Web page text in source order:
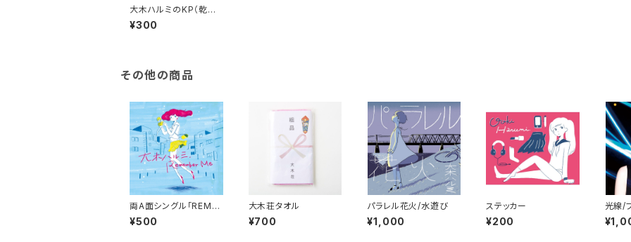
大木ハルミのKP（乾杯）
缶バッジ
¥300
その他の商品
両A面シングル「REME
MBER ME」 Warp/ノ
ットリノットラレ
¥500
大木荘タオル
¥700
パラレル花火/水遊び
¥1,000
ステッカー
¥200
光線/
チ